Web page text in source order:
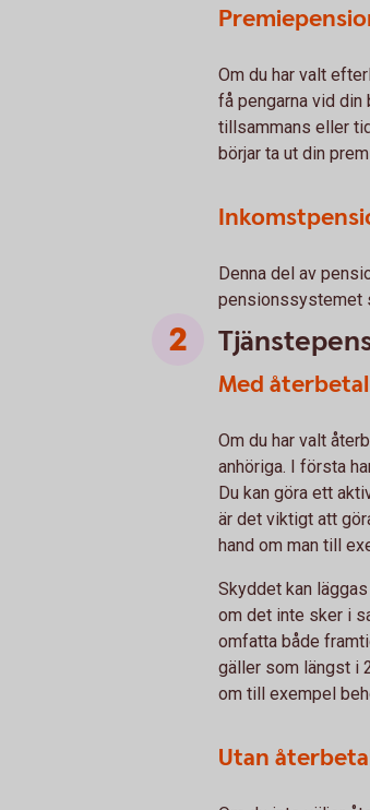
Om du har valt
få pengarna vid din
tillsammans eller
börjar ta ut din
Denna del av
pensionssystemet
Med
Om du har valt
anhöriga. I första
Du kan göra ett
är det viktigt att
hand om man till
Skyddet kan
om det inte sker i
omfatta både
gäller som längst i
om till exempel
Utan